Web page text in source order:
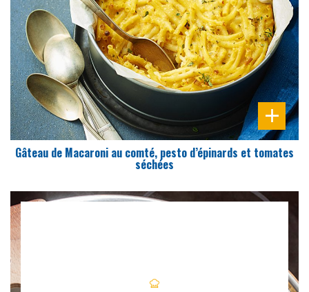
PRÉPARATION
15 Min
Gâteau de Macaroni au comté, pesto d’épinards et tomates
séchées